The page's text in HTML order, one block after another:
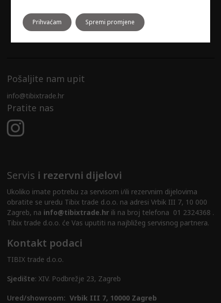
Pošaljite nam upit
info@tibixtrade.hr
Pratite nas
Servis i rezervni dijelovi
Ukoliko imate potrebu za servisom i/ili rezervnim dijelovima
obratite se uredu Tibix trade d.o.o. na adresi Vrbik III 7, 10 000
Zagreb, na info@tibixtrade.hrili na broj telefona 01 2324368 .
Tibix trade d.o.o. će Vas uputiti na najbližeg servisnog partnera.
Kontakt podaci
TIBIX trade d.o.o.
Sjedište: XIV. Podbrežje 23, Zagreb
Ured/showroom: Vrbik III 7, 10000 Zagreb
Prihvaćam Spremi promjene